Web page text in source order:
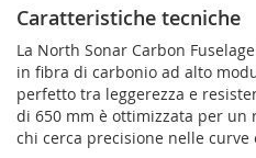
Caratteristiche tecniche
La North Sonar Carbon
in fibra di carbonio ad alto
perfetto tra leggerezza e
di 650 mm è ottimizzata per
chi cerca precisione nelle